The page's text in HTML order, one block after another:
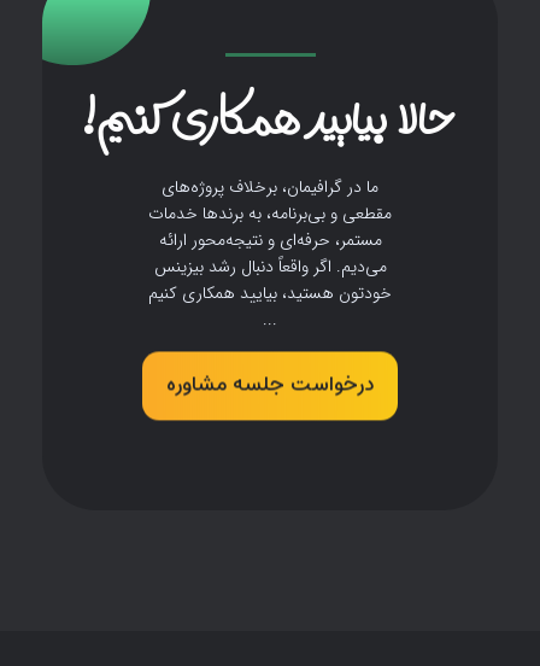
حالا بیایید همکاری کنیم!
ما در گرافیمان، برخلاف پروژه‌های
مقطعی و بی‌برنامه، به برندها خدمات
مستمر، حرفه‌ای و نتیجه‌محور ارائه
می‌دیم. اگر واقعاً دنبال رشد بیزینس
خودتون هستید، بیایید همکاری کنیم
...
درخواست جلسه مشاوره